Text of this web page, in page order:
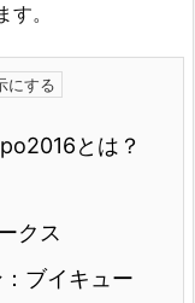
。
とは？
クス
ブイキュー